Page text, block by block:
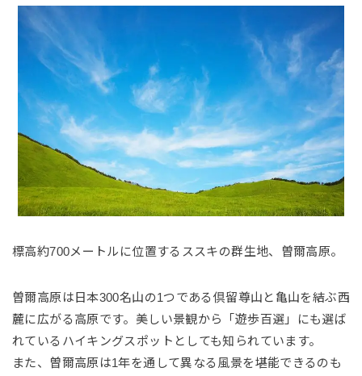
標高約700メートルに位置するススキの群生地、曽爾高原。
曽爾高原は日本300名山の1つである倶留尊山と亀山を結ぶ西
麓に広がる高原です。美しい景観から「遊歩百選」にも選ば
れているハイキングスポットとしても知られています。
また、曽爾高原は1年を通して異なる風景を堪能できるのも